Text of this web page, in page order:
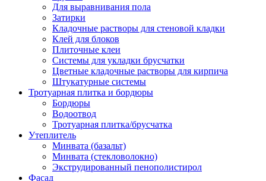
Для выравнивания пола
Затирки
Кладочные растворы для стеновой кладки
Клей для блоков
Плиточные клеи
Системы для укладки брусчатки
Цветные кладочные растворы для кирпича
Штукатурные системы
Тротуарная плитка и бордюры
Бордюры
Водоотвод
Тротуарная плитка/брусчатка
Утеплитель
Минвата (базальт)
Минвата (стекловолокно)
Экструдированный пенополистирол
Фасад